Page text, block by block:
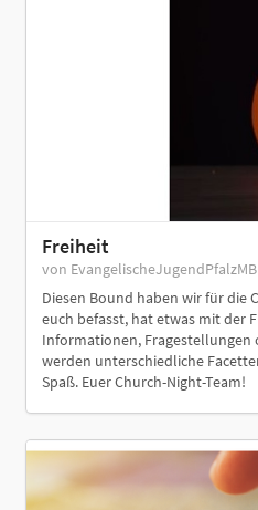
Freiheit
von
Diesen Bound haben wir für die
euch befasst, hat etwas mit der
Informationen, Fragestellungen
werden unterschiedliche
Spaß. Euer Church-Night-Team!